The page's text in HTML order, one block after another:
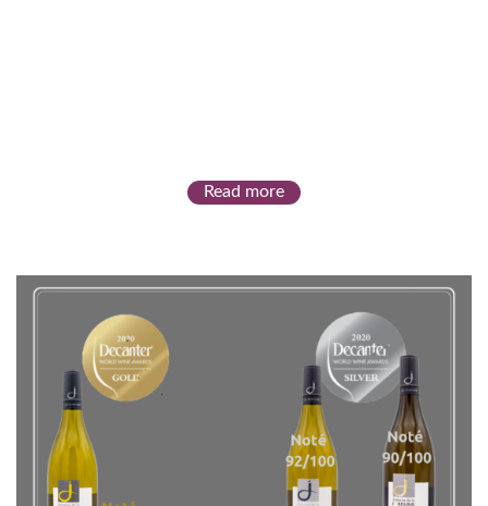
Read more